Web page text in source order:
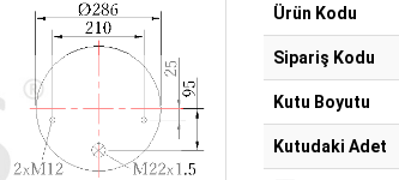
Ürün Kodu
Sipariş Kodu
Kutu Boyutu
Kutudaki Adet